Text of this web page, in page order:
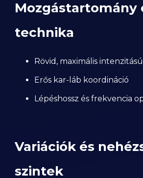
Mozgástartomány
technika
Rövid, maximális
Erős kar-láb koordináció
Lépéshossz és frekvencia
Variációk és
szintek